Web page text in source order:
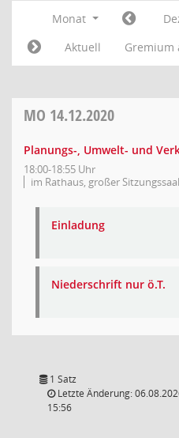
Monat
Aktuell
Gremium
MO 14.12.2020
Planungs-, Umwelt- und
18:00-18:55 Uhr
im Rathaus, großer
Einladung
Niederschrift nur ö.T.
1 Satz
Letzte Änderung:
15:56